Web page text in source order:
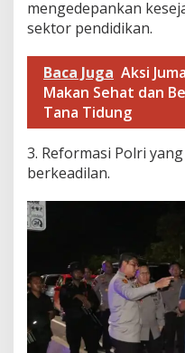
mengedepankan
sektor pendidikan.
Baca Juga Aksi
Makan Sehat dan
Tana Tidung
3. ​Reformasi Polri
berkeadilan.